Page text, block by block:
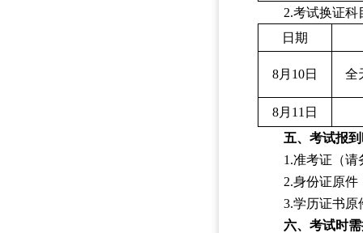
2.考试换证科
日期
8月 10日 全
8月 11 日
五、考试报
1.准考证（
2.身份证原
3.学历证书原
六、考试时